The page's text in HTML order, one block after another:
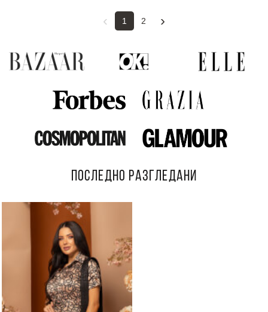
‹ 1 2 ›
ПОСЛЕДНО РАЗГЛЕДАНИ